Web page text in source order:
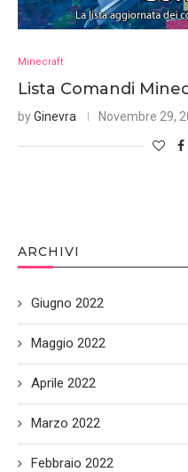
Minecraft
Lista Comandi
byGinevra Novembre 29,
ARCHIVI
Giugno 2022
Maggio 2022
Aprile 2022
Marzo 2022
Febbraio 2022